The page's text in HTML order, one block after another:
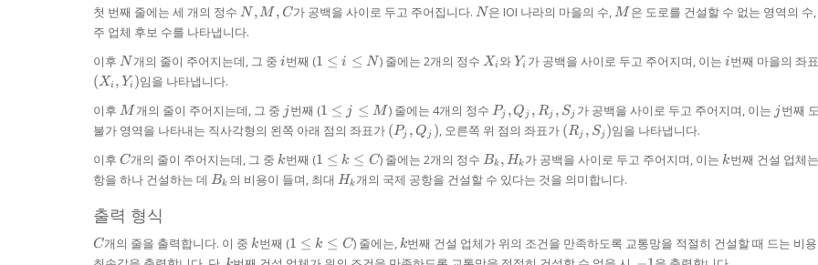
첫 번째 줄에는 세 개의 정수 N,
M,
C
N , M , C가 공백을 사이로 두고 주어집니다. N
N은 IOI 나라의 마을의 수,M
M 은 도로를 건설할 수 없는 영역의
주 업체 후보 수를 나타냅니다.
이후 N
N개의 줄이 주어지는데, 그 중 ii번째 (1
\le
N
1 ≤ i ≤ N) 줄에는 2개의 정수 X_{i}
Xi 와Y_{i}
Yi 가 공백을 사이로 두고 주어지며, 이는 ii번째 마을의 좌
( Xi , Yi )임을 나타냅니다.
이후 M
M 개의 줄이 주어지는데, 그 중 jj번째 (1
\le
\le
M
1 ≤ j ≤ M ) 줄에는 4개의 정수 P_{j},
Q_{j},
R_{j},
S_{j}
Pj ,Q j , Rj , Sj 가 공백을 사이로 두고 주어지며, 이는 jj번째
불가 영역을 나타내는 직사각형의 왼쪽 아래 점의 좌표가 (P_{j},
( Pj , Q j ), 오른쪽 위 점의 좌표가 (R_{j},
( Rj , Sj )임을 나타냅니다.
이후 C
C개의 줄이 주어지는데, 그 중k
k번째 (1
\le
k
1 ≤ k ≤ C) 줄에는 2개의 정수 B_{k},
H_{k}
Bk , Hk 가 공백을 사이로 두고 주어지며, 이는k
k번째 건설 업체
항을 하나 건설하는 데 B_{k}
Bk 의 비용이 들며, 최대 H_{k}
Hk개의 국제 공항을 건설할 수 있다는 것을 의미합니다.
출력 형식
C
C개의 줄을 출력합니다. 이 중k
k번째 (1
\le
1 ≤ k ≤ C) 줄에는, k
k번째 건설 업체가 위의 조건을 만족하도록 교통망을 적절히 건설할 때 드는 비
k
-